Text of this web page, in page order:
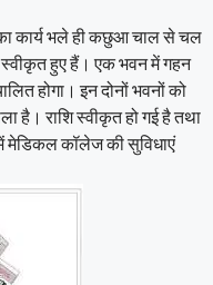
कार्य भले ही कछुआ चाल से चल
स्वीकृत हुए हैं। एक भवन में गहन
होगा। इन दोनों भवनों को
है। राशि स्वीकृत हो गई है तथा
मेडिकल कॉलेज की सुविधाएं